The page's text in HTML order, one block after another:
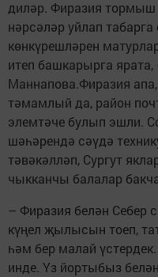
диләр. Фиразия тормыш
нәрсәләр уйлап
көнкүрешләрен
итеп башкарырга
Маннапова.Фиразия
тәмамлый да, район
элемтәче булып эшли.
шәһәрендә сәүдә
тәвәкәлләп, Сургут
чыкканчы балалар
– Фиразия белән Себер
күңел җылысын тоеп,
һәм бер малай
инде. Үз йортыбыз